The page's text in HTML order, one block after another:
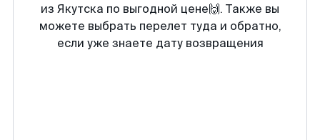
из Якутска по выгодной цене🙌. Также вы
можете выбрать перелет туда и обратно,
если уже знаете дату возвращения